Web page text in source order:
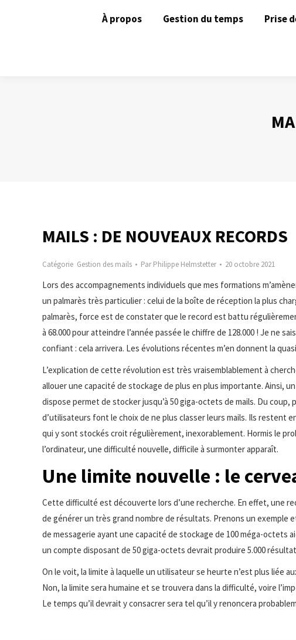
À propos Gestion du temps Prise
MAILS : DE NOUVEAUX RECORDS
Catégorie Gestion des mails ParPhilippe Helmstetter 20 octobre 2021
Lors des accompagnements individuels que mes formations
un palmarès très particulier : celui de la boîte de réception la plus
palmarès, force est de constater que le record est battu
à 68.000 pour atteindre l’année passée le chiffre de 128.000 ! Je ne
confiant : cela arrivera. Les évolutions récentes m’en donnent la
L’explication de cette révolution est très vraisemblablement à
allouer une capacité de stockage de plus en plus importante. Ainsi,
dispose permet de stocker jusqu’à 50 giga-octets de mails. Du
d’utilisateurs font le choix de ne plus classer leurs mails. Ils restent
qui y sont stockés croit régulièrement, inexorablement. Hormis le
l’ordinateur, une difficulté nouvelle, difficile à surmonter apparaît.
Une limite nouvelle : le
Cette difficulté est découverte lors d’une recherche. En effet, une
de générer un très grand nombre de résultats. Prenons un exemple
de messagerie ayant une capacité de stockage de 100 méga-octets
un compte disposant de 50 giga-octets devrait produire 5.000
On le voit, la limite à laquelle un utilisateur se heurte n’est plus liée
Non, la limite sera humaine et se trouvera dans la difficulté, voire
Le temps qu’il devrait y consacrer sera tel qu’il y renoncera